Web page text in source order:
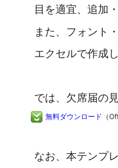
目を適宜、追加
また、フォント
エクセルで作成
では、欠席届の
無料ダウンロード （
なお、本テンプ